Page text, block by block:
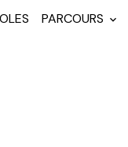
PARCOURS